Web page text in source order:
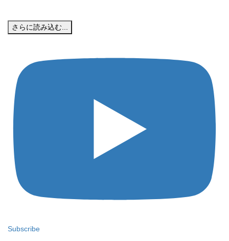
さらに読み込む...
Subscribe